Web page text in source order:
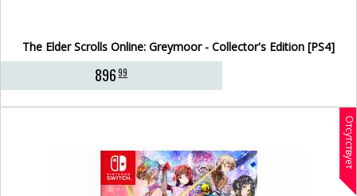
The Elder Scrolls Online: Greymoor - Collector's Edition [PS4]
89699
Отсутствует